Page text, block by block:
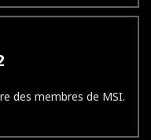
des membres de MSI.